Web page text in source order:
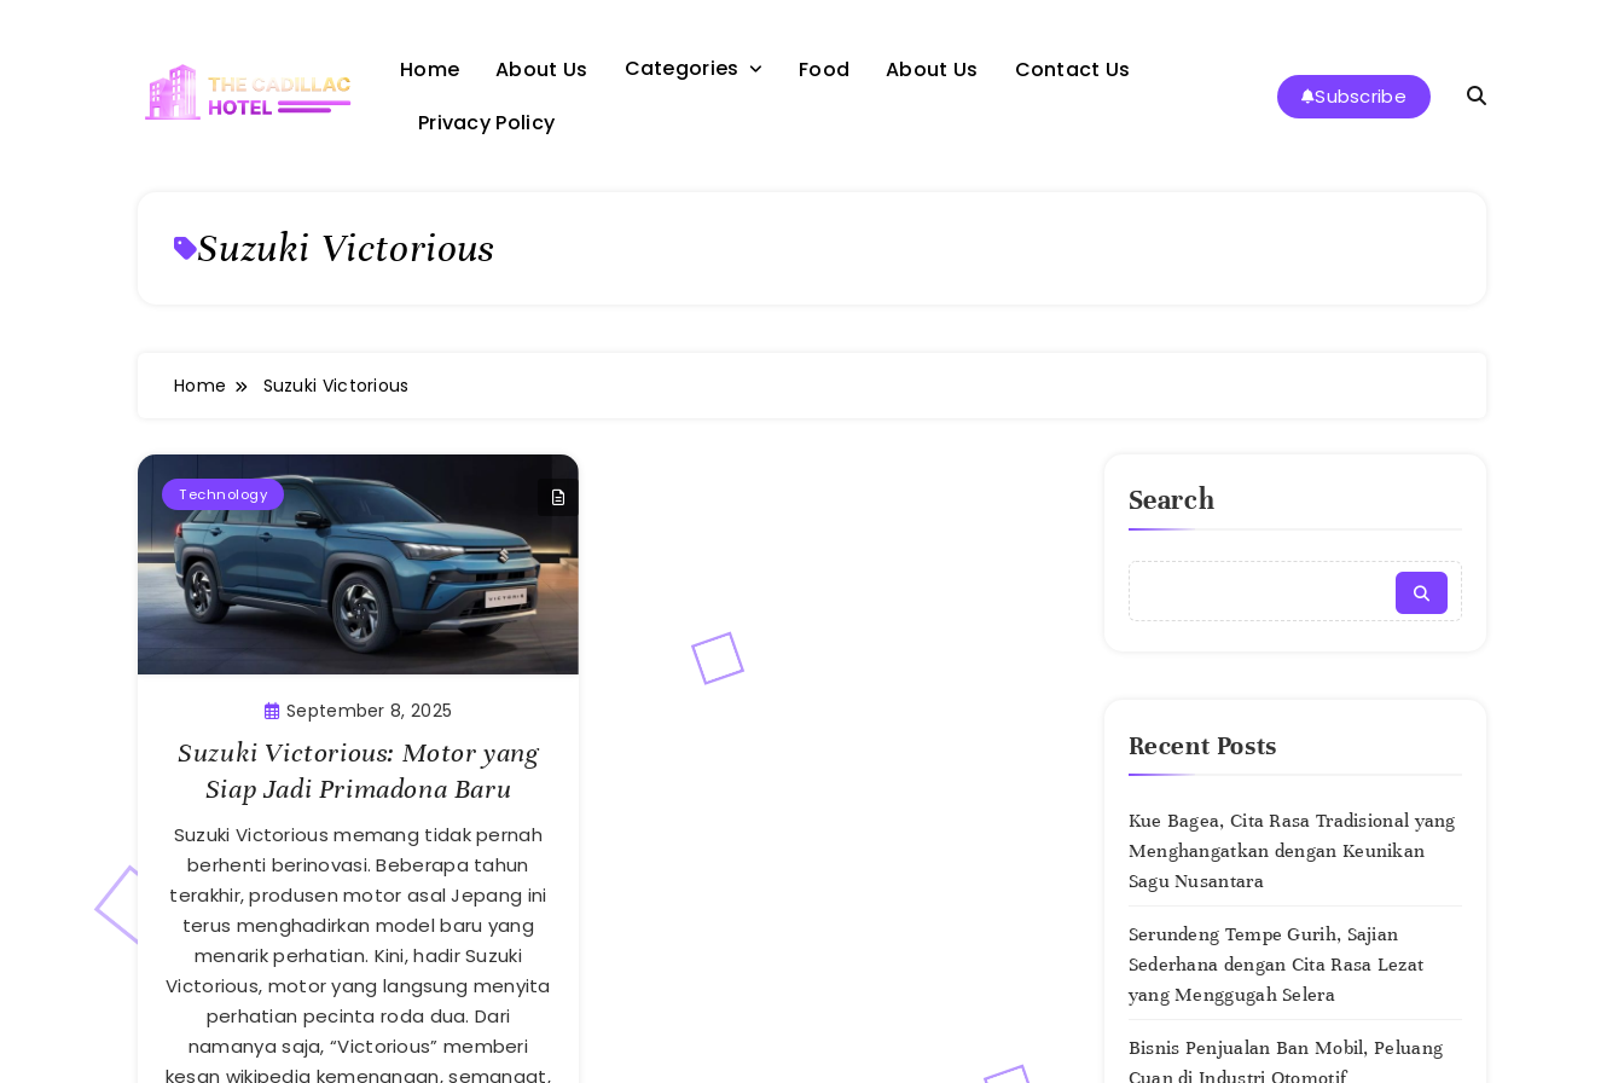
Home About Us Categories Food About Us
Contact Us
Privacy Policy
Subscribe
Suzuki Victorious
Home Suzuki Victorious
Technology
September 8, 2025
Suzuki Victorious: Motor yang
Siap Jadi Primadona Baru
Suzuki Victorious memang tidak pernah
berhenti berinovasi. Beberapa tahun
terakhir, produsen motor asal Jepang ini
terus menghadirkan model baru yang
menarik perhatian. Kini, hadir Suzuki
Victorious, motor yang langsung menyita
perhatian pecinta roda dua. Dari
namanya saja, “Victorious” memberi
kesan wikipedia kemenangan, semangat,
Search
Recent Posts
Kue Bagea, Cita Rasa Tradisional yang
Menghangatkan dengan Keunikan
Sagu Nusantara
Serundeng Tempe Gurih, Sajian
Sederhana dengan Cita Rasa Lezat
yang Menggugah Selera
Bisnis Penjualan Ban Mobil, Peluang
Cuan di Industri Otomotif